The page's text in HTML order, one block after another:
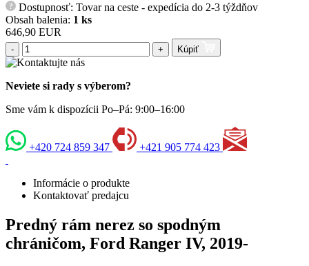
?
Dostupnosť: Tovar na ceste - expedícia do 2-3 týždňov
Obsah balenia: 1 ks
646,90 EUR
- + Kúpiť
Neviete si rady s výberom?
Sme vám k dispozícii Po–Pá: 9:00–16:00
+420 724 859 347 +421 905 774 423
Informácie o produkte
Kontaktovať predajcu
Predný rám nerez so spodným
chráničom, Ford Ranger IV, 2019-